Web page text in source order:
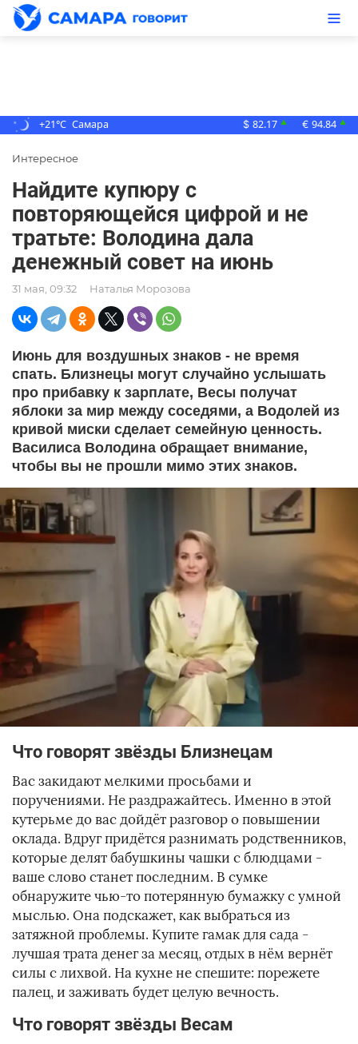
+21°C Самара $ 82.17 ▲ € 94.84 ▲
Интересное
Найдите купюру с
повторяющейся цифрой и не
тратьте: Володина дала
денежный совет на июнь
31 мая, 09:32 Наталья Морозова
Июнь для воздушных знаков - не время
спать. Близнецы могут случайно услышать
про прибавку к зарплате, Весы получат
яблоки за мир между соседями, а Водолей из
кривой миски сделает семейную ценность.
Василиса Володина обращает внимание,
чтобы вы не прошли мимо этих знаков.
Что говорят звёзды Близнецам
Вас закидают мелкими просьбами и
поручениями. Не раздражайтесь. Именно в этой
кутерьме до вас дойдёт разговор о повышении
оклада. Вдруг придётся разнимать родственников,
которые делят бабушкины чашки с блюдцами -
ваше слово станет последним. В сумке
обнаружите чью-то потерянную бумажку с умной
мыслью. Она подскажет, как выбраться из
затяжной проблемы. Купите гамак для сада -
лучшая трата денег за месяц, отдых в нём вернёт
силы с лихвой. На кухне не спешите: порежете
палец, и заживать будет целую вечность.
Что говорят звёзды Весам